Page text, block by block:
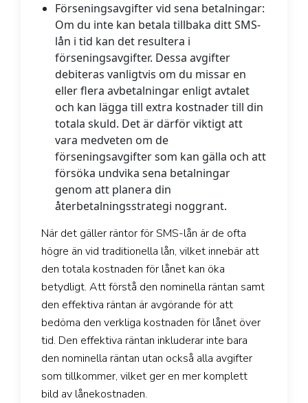
Förseningsavgifter vid sena betalningar:
Om du inte kan betala tillbaka ditt SMS-
lån i tid kan det resultera i
förseningsavgifter. Dessa avgifter
debiteras vanligtvis om du missar en
eller flera avbetalningar enligt avtalet
och kan lägga till extra kostnader till din
totala skuld. Det är därför viktigt att
vara medveten om de
förseningsavgifter som kan gälla och att
försöka undvika sena betalningar
genom att planera din
återbetalningsstrategi noggrant.
När det gäller räntor för SMS-lån är de ofta
högre än vid traditionella lån, vilket innebär att
den totala kostnaden för lånet kan öka
betydligt. Att förstå den nominella räntan samt
den effektiva räntan är avgörande för att
bedöma den verkliga kostnaden för lånet över
tid. Den effektiva räntan inkluderar inte bara
den nominella räntan utan också alla avgifter
som tillkommer, vilket ger en mer komplett
bild av lånekostnaden.